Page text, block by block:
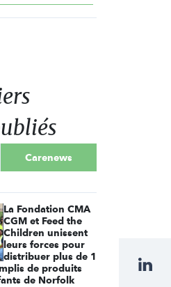
Carenews
La Fondation CMA
CGM et Feed the
Children unissent
leurs forces pour
distribuer plus de 1
de produits
de Norfolk